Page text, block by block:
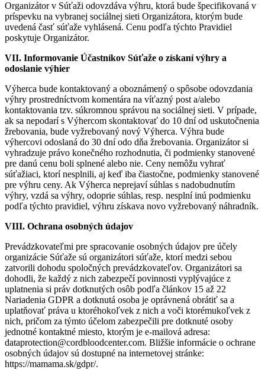
Organizátor v Súťaži odovzdáva výhru, ktorá bude špecifikovaná v
príspevku na vybranej sociálnej sieti Organizátora, ktorým bude
uvedená časť súťaže vyhlásená. Cenu podľa týchto Pravidiel
poskytuje Organizátor.
VII. Informovanie Účastníkov Súťaže o získaní výhry a
odoslanie výhier
Výherca bude kontaktovaný a oboznámený o spôsobe odovzdania
výhry prostredníctvom komentára na víťazný post a/alebo
kontaktovania tzv. súkromnou správou na sociálnej sieti. V prípade,
ak sa nepodarí s Výhercom skontaktovať do 10 dní od uskutočnenia
žrebovania, bude vyžrebovaný nový Výherca. Výhra bude
výhercovi odoslaná do 30 dní odo dňa žrebovania. Organizátor si
vyhradzuje právo konečného rozhodnutia, či podmienky stanovené
pre danú cenu boli splnené alebo nie. Ceny nemôžu vyhrať
súťažiaci, ktorí nesplnili, aj keď iba čiastočne, podmienky stanovené
pre výhru ceny. Ak Výherca neprejaví súhlas s nadobudnutím
výhry, vzdá sa výhry, odoprie súhlas, resp. nesplní inú podmienku
podľa týchto pravidiel, výhru získava novo vyžrebovaný náhradník.
VIII. Ochrana osobných údajov
Prevádzkovateľmi pre spracovanie osobných údajov pre účely
organizácie Súťaže sú organizátori súťaže, ktorí medzi sebou
zatvorili dohodu spoločných prevádzkovateľov. Organizátori sa
dohodli, že každý z nich zabezpečí povinnosti vyplývajúce z
uplatnenia si práv dotknutých osôb podľa článkov 15 až 22
Nariadenia GDPR a dotknutá osoba je oprávnená obrátiť sa a
uplatňovať práva u ktoréhokoľvek z nich a voči ktorémukoľvek z
nich, pričom za týmto účelom zabezpečili pre dotknuté osoby
jednotné kontaktné miesto, ktorým je e-mailová adresa:
dataprotection@cordbloodcenter.com. Bližšie informácie o ochrane
osobných údajov sú dostupné na internetovej stránke:
https://mamama.sk/gdpr/.